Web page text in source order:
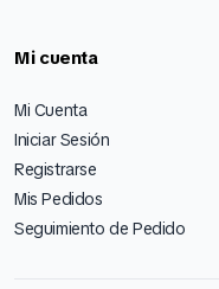
Mi cuenta
Mi Cuenta
Iniciar Sesión
Registrarse
Mis Pedidos
Seguimiento de Pedido